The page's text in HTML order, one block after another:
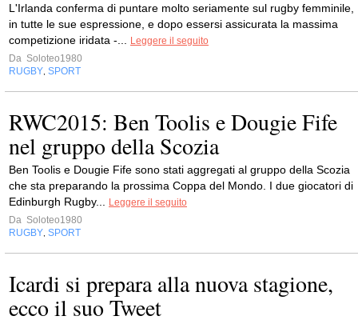
L'Irlanda conferma di puntare molto seriamente sul rugby femminile,
in tutte le sue espressione, e dopo essersi assicurata la massima
competizione iridata -...
Leggere il seguito
Da Soloteo1980
RUGBY SPORT
RWC2015: Ben Toolis e Dougie Fife
nel gruppo della Scozia
Ben Toolis e Dougie Fife sono stati aggregati al gruppo della Scozia
che sta preparando la prossima Coppa del Mondo. I due giocatori di
Edinburgh Rugby...
Leggere il seguito
Da Soloteo1980
RUGBY SPORT
Icardi si prepara alla nuova stagione,
ecco il suo Tweet